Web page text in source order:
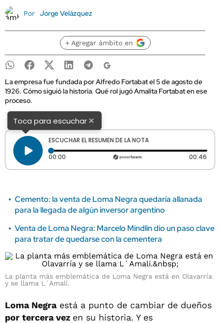
Por Jorge Velázquez
+ Agregar ámbito en
La empresa fue fundada por Alfredo Fortabat el 5 de agosto de
1926. Cómo siguió la historia. Qué rol jugó Amalita Fortabat en ese
proceso.
Toca para escuchar×
ESCUCHAR EL RESUMEN DE LA NOTA
00:00 Tiempo transcurrido: 0 segundos 00:46
Cemento: la venta de Loma Negra quedaría allanada
para la llegada de algún inversor argentino
Venta de Loma Negra: Marcelo Mindlin dio un paso clave
para tratar de quedarse con la cementera
La planta más emblemática de Loma Negra está en Olavarría
y se llama L´Amali.
Loma Negraestá a punto de cambiar de dueños
por tercera vez en su historia. Y es